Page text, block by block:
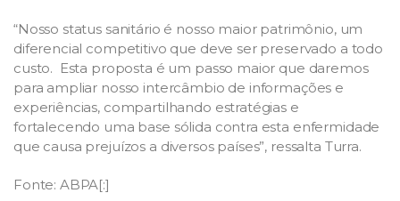
“Nosso status sanitário é nosso maior patrimônio, um
diferencial competitivo que deve ser preservado a todo
custo. Esta proposta é um passo maior que daremos
para ampliar nosso intercâmbio de informações e
experiências, compartilhando estratégias e
fortalecendo uma base sólida contra esta enfermidade
que causa prejuízos a diversos países”, ressalta Turra.
Fonte: ABPA[:]